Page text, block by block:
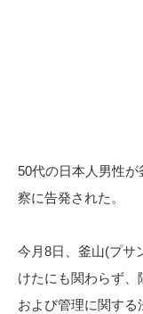
50代の日本人男性
察に告発された。
今月8日、釜山(プサ
けたにも関わらず
および管理に関する